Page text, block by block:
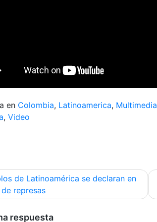
en Colombia, Latinoamerica, Multimedia
, Video
de Latinoamérica se declaran en
represas
respuesta